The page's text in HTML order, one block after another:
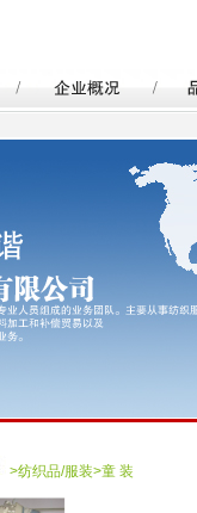
>纺织品/服装>童 装